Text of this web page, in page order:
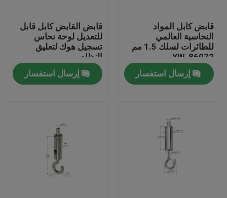
أشرطة فيديو
قابض كابل المواد
النحاسية العالمي
للطائرات لسلك 1.5 مم
YW-86072
إرسال استفسار
قابض القابض كابل قابل
للتعديل لوحة نحاس
تسجيل هوك لتعليق
النظام
إرسال استفسار